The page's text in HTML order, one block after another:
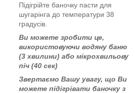
Підігрійте баночку пасти для
шугарінга до температури 38
градусів.
Ви можете зробити це,
використовуючи водяну баню
(3 хвилини) або мікрохвильову
піч (40 сек)
Звертаємо Вашу увагу, що Ви
можете підігрівати баночку з